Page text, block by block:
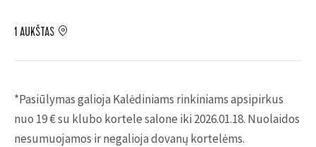
1 AUKŠTAS
*Pasiūlymas galioja Kalėdiniams rinkiniams apsipirkus
nuo 19 €su klubo kortele salone iki 2026.01.18. Nuolaidos
nesumuojamos ir negalioja dovanų kortelėms.